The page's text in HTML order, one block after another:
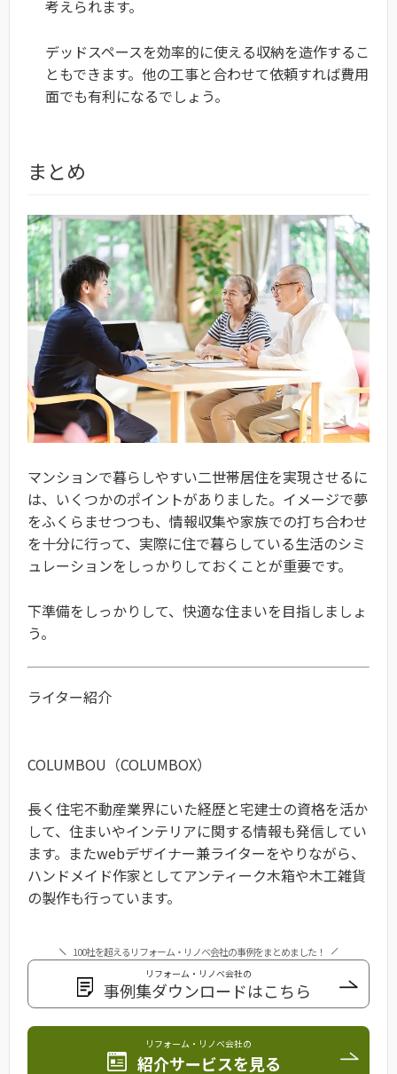
考えられます。
デッドスペースを効率的に使える収納を造作するこ
ともできます。他の工事と合わせて依頼すれば費用
面でも有利になるでしょう。
まとめ
マンションで暮らしやすい二世帯居住を実現させるに
は、いくつかのポイントがありました。 イメージで夢
をふくらませつつも、情報収集や家族での打ち合わせ
を十分に行って、実際に住で暮らしている生活のシミ
ュレーションをしっかりしておくことが重要です。
下準備をしっかりして、快適な住まいを目指しましょ
う。
ライター紹介
COLUMBOU（COLUMBOX）
長く住宅不動産業界にいた経歴と宅建士の資格を活か
して、住まいやインテリアに関する情報も発信してい
ます。またwebデザイナー兼ライターをやりながら、
ハンドメイド作家としてアンティーク木箱や木工雑貨
の製作も行っています。
100社を超えるリフォーム・リノベ会社の事例をまとめました！
リフォーム・リノベ会社の
事例集ダウンロードはこちら
リフォーム・リノベ会社の
紹介サービスを見る